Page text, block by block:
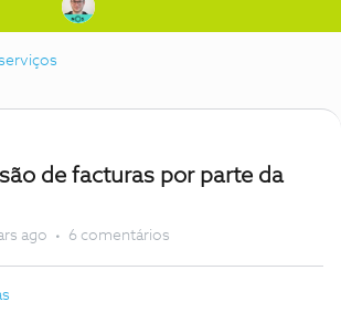
de facturas por parte da
ago 6 comentários